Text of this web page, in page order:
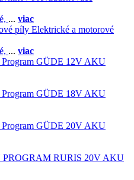
... viac
Elektrické a motorové
... viac
GÜDE 12V AKU
GÜDE 18V AKU
GÜDE 20V AKU
RURIS 20V AKU